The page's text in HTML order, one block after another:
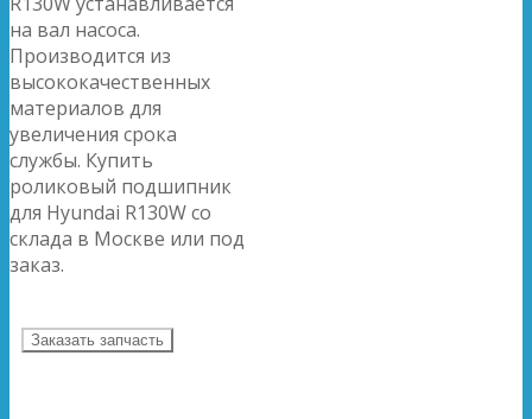
на вал насоса.
Производится из
высококачественных
материалов для
увеличения срока
службы. Купить
роликовый подшипник
для Hyundai R130W со
склада в Москве или под
заказ.
Заказать запчасть